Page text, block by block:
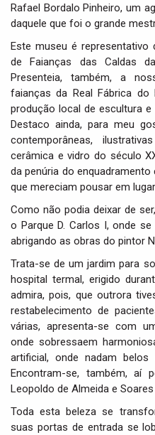
Rafael Bordalo Pinheiro, um
daquele que foi o grande
Este museu é representativo
de Faianças das Caldas
Presenteia, também, a
faianças da Real Fábrica
produção local de escultura
Destaco ainda, para meu
contemporâneas,
cerâmica e vidro do século
da penúria do
que mereciam pousar em
Como não podia deixar de
o Parque D. Carlos I, onde
abrigando as obras do pintor
Trata-se de um jardim para
hospital termal, erigido
admira, pois, que outrora
restabelecimento de
várias, apresenta-se com
onde sobressaem
artificial, onde nadam
Encontram-se, também, aí
Leopoldo de Almeida e
Toda esta beleza se
suas portas de entrada se